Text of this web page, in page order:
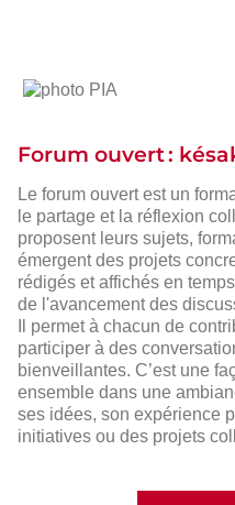
PIA
Forum ouvert :
Le forum ouvert est un
le partage et la réflexion
proposent leurs sujets,
émergent des projets
rédigés et affichés en
de l'avancement des
Il permet à chacun de
participer à des
bienveillantes. C’est une
ensemble dans une
ses idées, son expérience
initiatives ou des projets